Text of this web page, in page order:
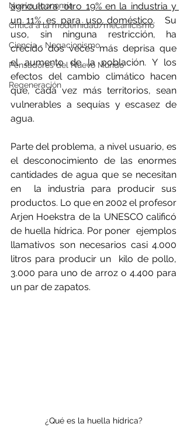
Nueva economía
Crítica a la modernidad/mecanicismo
Ciencia - Negacionismo
Pensadores del Nuevo Mundo
Regeneración
agricultura, otro 19% en la industria y
un 11% es para uso doméstico.  Su
uso, sin ninguna restricción, ha
crecido dos veces más deprisa que
el aumento de la población. Y los
efectos del cambio climático hacen
que, cada vez más territorios, sean
vulnerables a sequías y escasez de
agua.
Parte del problema, a nivel usuario, es
el desconocimiento de las enormes
cantidades de agua que se necesitan
en  la industria para producir sus
productos. Lo que en 2002 el profesor
Arjen Hoekstra de la UNESCO calificó
de huella hídrica. Por poner  ejemplos
llamativos son necesarios casi 4.000
litros para producir un  kilo de pollo,
3.000 para uno de arroz o 4.400 para
un par de zapatos.
¿Qué es la huella hídrica?